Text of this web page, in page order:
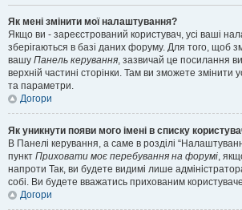
Як мені змінити мої налаштування?
Якщо ви - зареєстрований користувач, усі ваші
зберігаються в базі даних форуму. Для того, щоб
вашу Панель керування, зазвичай це посилання
верхній частині сторінки. Там ви зможете змінити
та параметри.
Догори
Як уникнути появи мого імені в списку
В Панелі керування, а саме в розділі
пункт Приховати моє перебування на форумі,
напроти Так, ви будете видимі лише
собі. Ви будете вважатись прихованим
Догори